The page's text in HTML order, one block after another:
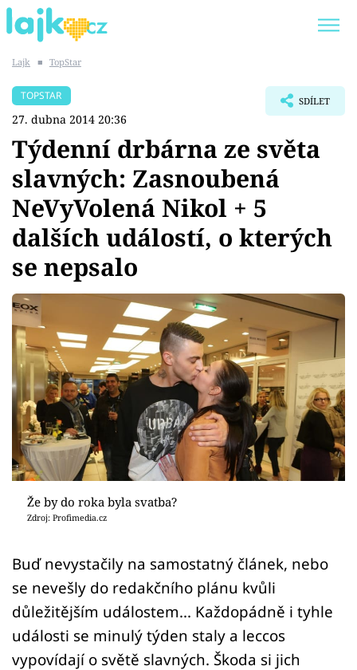
SHOPAHOLICADEL
Témata
Showbyznys
Youtubeři
Virály
Sex a vztahy
Videa
Sledujte prima+
Přihlášení
Lajk ■ TopStar
TOPSTAR
27. dubna 2014 20:36
SDÍLET
Týdenní drbárna ze světa
slavných: Zasnoubená
NeVyVolená Nikol + 5
dalších událostí, o kterých
se nepsalo
Že by do roka byla svatba?
Zdroj: Profimedia.cz
Buď nevystačily na samostatný článek, nebo
se nevešly do redakčního plánu kvůli
důležitějším událostem... Každopádně i tyhle
události se minulý týden staly a leccos
vypovídají o světě slavných. Škoda si jich